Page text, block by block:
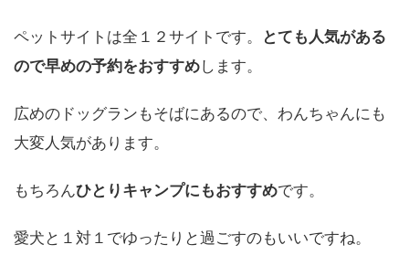
ペットサイトは全１２サイトです。
とても人気がある
ので早めの予約をおすすめします。
広めのドッグランもそばにあるので、わんちゃんにも
大変人気があります。
もちろんひとりキャンプにもおすすめです。
愛犬と１対１でゆったりと過ごすのもいいですね。